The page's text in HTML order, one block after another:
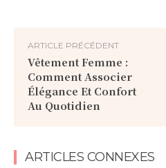
ARTICLE PRÉCÉDENT
Vêtement Femme :
Comment Associer
Élégance Et Confort
Au Quotidien
ARTICLES CONNEXES